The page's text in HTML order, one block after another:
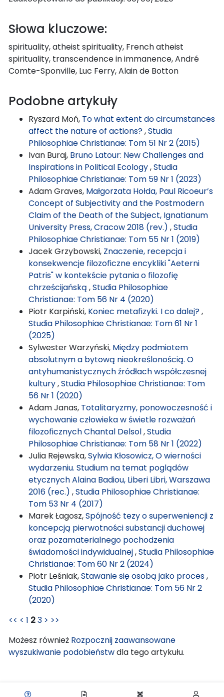
Słowa kluczowe:
spirituality, atheist spirituality, French atheist
spirituality, transcendence in immanence, André
Comte-Sponville, Luc Ferry, Alain de Botton
Podobne artykuły
Ryszard Moń, To what extent do circumstances
affect the nature of actions?,Studia
Philosophiae Christianae: Tom 51 Nr 2 (2015)
Ivan Buraj, Bruno Latour: New Challenges and
Inspirations in Political Ecology,Studia
Philosophiae Christianae: Tom 59 Nr 1 (2023)
Adam Graves, Małgorzata Hołda, Paul Ricoeur’s
Concept of Subjectivity and the Postmodern
Claim of the Death of the Subject, Ignatianum
University Press, Cracow 2018 (rev.) ,Studia
Philosophiae Christianae: Tom 55 Nr 1 (2019)
Jacek Grzybowski, Znaczenie, recepcja i
konsekwencje filozoficzne encykliki "Aeterni
Patris" w kontekście pytania o filozofię
chrześcijańską ,Studia Philosophiae
Christianae: Tom 56 Nr 4 (2020)
Piotr Karpiński, Koniec metafizyki. I co dalej?,
Studia Philosophiae Christianae: Tom 61 Nr 1
(2025)
Sylwester Warzyński, Między podmiotem
absolutnym a bytową nieokreślonością. O
antyhumanistycznych źródłach współczesnej
kultury,Studia Philosophiae Christianae: Tom
56 Nr 1 (2020)
Adam Janas, Totalitaryzmy, ponowoczesność i
wychowanie człowieka w świetle rozważań
filozoficznych Chantal Delsol,Studia
Philosophiae Christianae: Tom 58 Nr 1 (2022)
Julia Rejewska,Sylwia Kłosowicz, O wierności
wydarzeniu. Studium na temat poglądów
etycznych Alaina Badiou, Liberi Libri, Warszawa
2016 (rec.) ,Studia Philosophiae Christianae:
Tom 53 Nr 4 (2017)
Marek Łagosz,Spójność tezy o superweniencji z
koncepcją pierwotności substancji duchowej
oraz pozamaterialnego pochodzenia
świadomości indywidualnej,Studia Philosophiae
Christianae: Tom 60 Nr 2 (2024)
Piotr Leśniak,Stawanie się osobą jako proces,
Studia Philosophiae Christianae: Tom 56 Nr 2
(2020)
<< < 1 23 > >>
Możesz również Rozpocznij zaawansowane
wyszukiwanie podobieństwdla tego artykułu.